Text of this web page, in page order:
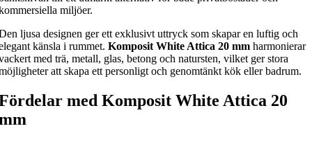
miljöer.
ljusa designen ger ett exklusivt uttryck som skapar en luftig och
känsla i rummet. Komposit White Attica 20 mm harmonierar
med trä, metall, glas, betong och natursten, vilket ger stora
att skapa ett personligt och genomtänkt kök eller badrum.
med Komposit White Attica 20